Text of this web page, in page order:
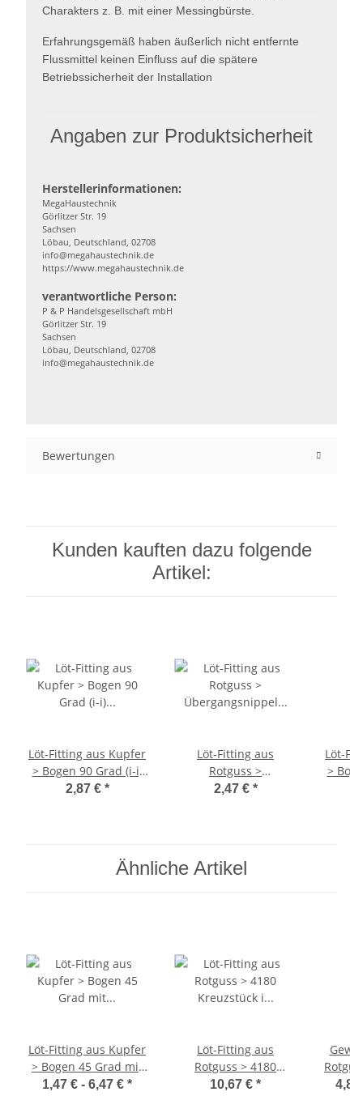
Charakters z. B. mit einer Messingbürste.
Erfahrungsgemäß haben äußerlich nicht entfernte
Flussmittel keinen Einfluss auf die spätere
Betriebssicherheit der Installation
Angaben zur Produktsicherheit
Herstellerinformationen:
MegaHaustechnik
Görlitzer Str. 19
Sachsen
Löbau, Deutschland, 02708
info@megahaustechnik.de
https://www.megahaustechnik.de
verantwortliche Person:
P & P Handelsgesellschaft mbH
Görlitzer Str. 19
Sachsen
Löbau, Deutschland, 02708
info@megahaustechnik.de
Bewertungen
Kunden kauften dazu folgende
Artikel:
Löt-Fitting aus Kupfer
> Bogen 90 Grad (i-i)
Serie 5002A 28 mm
2,87 € *
Löt-Fitting aus
Rotguss >
Übergangsnippel mit
2,47 € *
Löt-
>
Ähnliche Artikel
Löt-Fitting aus Kupfer
> Bogen 45 Grad mit
Außenlötende (i-a)
1,47 € - 6,47 € *
Löt-Fitting aus
Rotguss > 4180
Kreuzstück i / i / i / i
10,67 € *